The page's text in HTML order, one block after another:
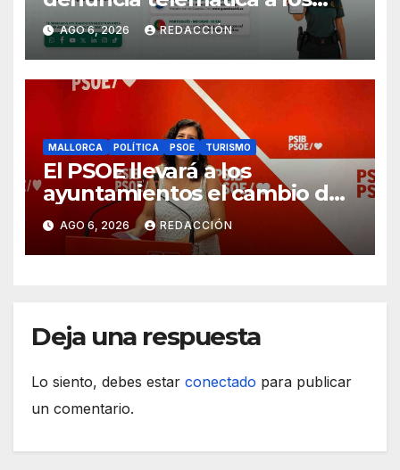
ciudadanos europeos
AGO 6, 2026 REDACCIÓN
MALLORCA POLÍTICA PSOE TURISMO
El PSOE llevará a los
ayuntamientos el cambio de
modelo turístico y de vivienda
AGO 6, 2026 REDACCIÓN
Deja una respuesta
Lo siento, debes estar conectado para publicar
un comentario.